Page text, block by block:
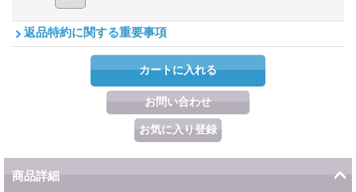
返品特約に関する重要事項
商品詳細